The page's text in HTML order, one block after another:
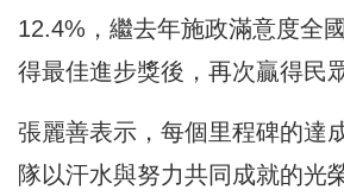
12.4%，繼去年施政滿意度全
得最佳進步獎後，再次贏得民
張麗善表示，每個里程碑的達
隊以汗水與努力共同成就的光